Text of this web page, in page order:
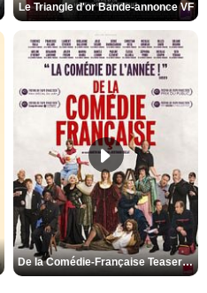
Le Triangle d'or Bande-annonce VF
De la Comédie-Française Teaser VF